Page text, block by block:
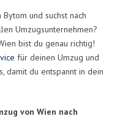
und suchst nach
Umzugsunternehmen?
bist du genau richtig!
für deinen Umzug und
damit du entspannt in dein
von Wien nach